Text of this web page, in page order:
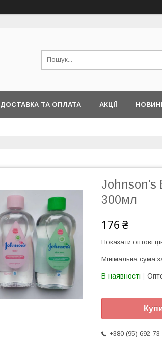
ДОСТАВКА ТА ОПЛАТА АКЦІЇ
Johnson's
300мл
176 ₴
Показати оптові
Мінімальна сума
В наявності
+380 (95) 692-